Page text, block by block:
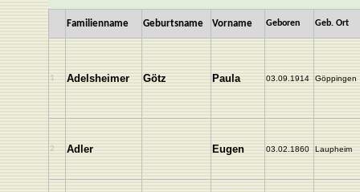
Familienname Geburtsname Vorname Geboren Geb. Ort
1 Adelsheimer Götz Paula 03.09.1914 Göppingen
2 Adler Eugen 03.02.1860 Laupheim